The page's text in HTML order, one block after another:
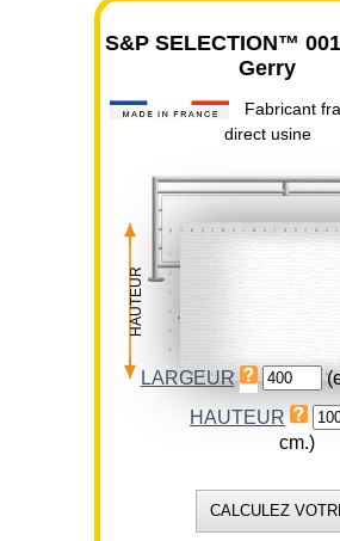
S&P SELECTION™
Gerry
Fabricant
direct usine
HAUTEUR
LARGEUR
HAUTEUR
cm.)